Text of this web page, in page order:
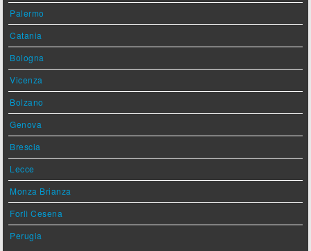
Palermo
Catania
Bologna
Vicenza
Bolzano
Genova
Brescia
Lecce
Monza Brianza
Forlì Cesena
Perugia